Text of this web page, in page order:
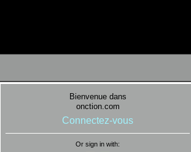
Bienvenue dans
onction.com
Connectez-vous
Or sign in with: